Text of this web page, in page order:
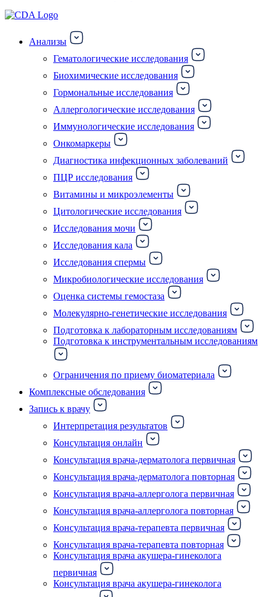
Анализы
Гематологические исследования
Биохимические исследования
Гормональные исследования
Аллергологические исследования
Иммунологические исследования
Онкомаркеры
Диагностика инфекционных заболеваний
ПЦР исследования
Витамины и микроэлементы
Цитологические исследования
Исследования мочи
Исследования кала
Исследования спермы
Микробиологические исследования
Оценка системы гемостаза
Молекулярно-генетические исследования
Подготовка к лабораторным исследованиям
Подготовка к инструментальным исследованиям
Ограничения по приему биоматериала
Комплексные обследования
Запись к врачу
Интерпретация результатов
Консультация онлайн
Консультация врача-дерматолога первичная
Консультация врача-дерматолога повторная
Консультация врача-аллерголога первичная
Консультация врача-аллерголога повторная
Консультация врача-терапевта первичная
Консультация врача-терапевта повторная
Консультация врача акушера-гинеколога
первичная
Консультация врача акушера-гинеколога